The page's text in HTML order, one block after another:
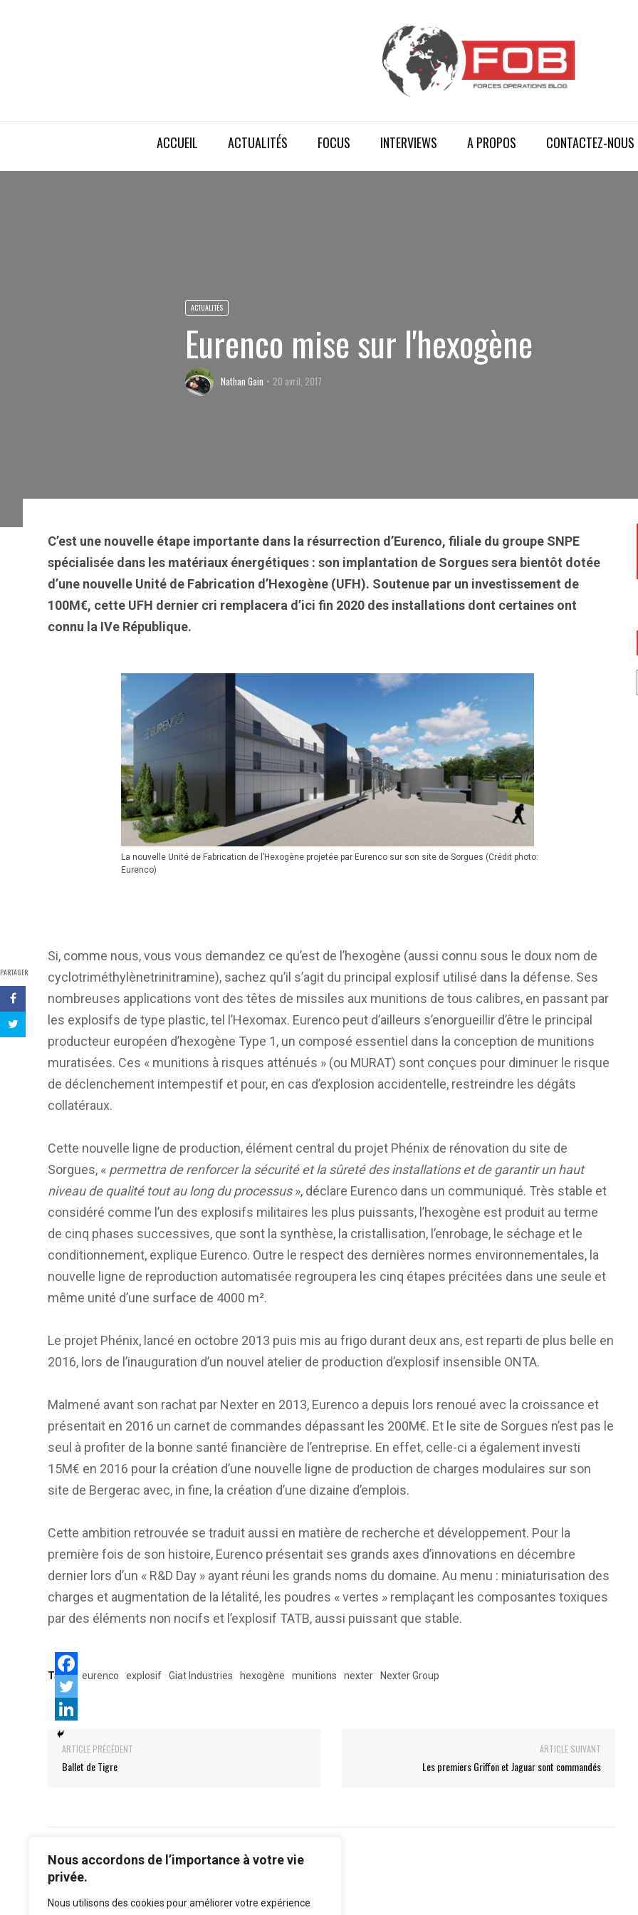
Nous accordons de l’importance à votre vie
privée.
Nous utilisons des cookies pour améliorer votre expérience
ACCUEIL ACTUALITÉS FOCUS INTERVIEWS A PROPOS CONTACTEZ-NOUS
ACTUALITÉS
Eurenco mise sur l'hexogène
Nathan Gain 20 avril, 2017
PARTAGER
C’est une nouvelle étape importante dans la résurrection d’Eurenco, filiale du groupe SNPE
spécialisée dans les matériaux énergétiques : son implantation de Sorgues sera bientôt dotée
d’une nouvelle Unité de Fabrication d’Hexogène (UFH). Soutenue par un investissement de
100M€, cette UFH dernier cri remplacera d’ici fin 2020 des installations dont certaines ont
connu la IVe République.
La nouvelle Unité de Fabrication de l’Hexogène projetée par Eurenco sur son site de Sorgues (Crédit photo:
Eurenco)
Si, comme nous, vous vous demandez ce qu’est de l’hexogène (aussi connu sous le doux nom de
cyclotriméthylènetrinitramine), sachez qu’il s’agit du principal explosif utilisé dans la défense. Ses
nombreuses applications vont des têtes de missiles aux munitions de tous calibres, en passant par
les explosifs de type plastic, tel l’Hexomax. Eurenco peut d’ailleurs s’enorgueillir d’être le principal
producteur européen d’hexogène Type 1, un composé essentiel dans la conception de munitions
muratisées. Ces « munitions à risques atténués » (ou MURAT) sont conçues pour diminuer le risque
de déclenchement intempestif et pour, en cas d’explosion accidentelle, restreindre les dégâts
collatéraux.
Cette nouvelle ligne de production, élément central du projet Phénix de rénovation du site de
Sorgues, « permettra de renforcer la sécurité et la sûreté des installations et de garantir un haut
niveau de qualité tout au long du processus», déclare Eurenco dans un communiqué. Très stable et
considéré comme l’un des explosifs militaires les plus puissants, l’hexogène est produit au terme
de cinq phases successives, que sont la synthèse, la cristallisation, l’enrobage, le séchage et le
conditionnement, explique Eurenco. Outre le respect des dernières normes environnementales, la
nouvelle ligne de reproduction automatisée regroupera les cinq étapes précitées dans une seule et
même unité d’une surface de 4000 m².
Le projet Phénix, lancé en octobre 2013 puis mis au frigo durant deux ans, est reparti de plus belle en
2016, lors de l’inauguration d’un nouvel atelier de production d’explosif insensible ONTA.
Malmené avant son rachat par Nexter en 2013, Eurenco a depuis lors renoué avec la croissance et
présentait en 2016 un carnet de commandes dépassant les 200M€. Et le site de Sorgues n’est pas le
seul à profiter de la bonne santé financière de l’entreprise. En effet, celle-ci a également investi
15M€ en 2016 pour la création d’une nouvelle ligne de production de charges modulaires sur son
site de Bergerac avec, in fine, la création d’une dizaine d’emplois.
Cette ambition retrouvée se traduit aussi en matière de recherche et développement. Pour la
première fois de son histoire, Eurenco présentait ses grands axes d’innovations en décembre
dernier lors d’un « R&D Day » ayant réuni les grands noms du domaine. Au menu : miniaturisation des
charges et augmentation de la létalité, les poudres « vertes » remplaçant les composantes toxiques
par des éléments non nocifs et l’explosif TATB, aussi puissant que stable.
Tags: eurenco explosif Giat Industries hexogène munitions nexter Nexter Group
ARTICLE PRÉCÉDENT
Ballet de Tigre
ARTICLE SUIVANT
Les premiers Griffon et Jaguar sont commandés